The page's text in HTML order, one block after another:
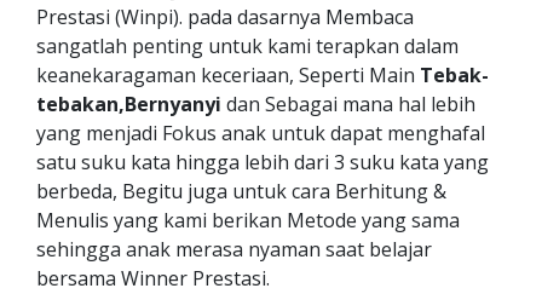
Prestasi (Winpi). pada dasarnya Membaca
sangatlah penting untuk kami terapkan dalam
keanekaragaman keceriaan, Seperti Main Tebak-
tebakan,Bernyanyi dan Sebagai mana hal lebih
yang menjadi Fokus anak untuk dapat menghafal
satu suku kata hingga lebih dari 3 suku kata yang
berbeda, Begitu juga untuk cara Berhitung &
Menulis yang kami berikan Metode yang sama
sehingga anak merasa nyaman saat belajar
bersama Winner Prestasi.